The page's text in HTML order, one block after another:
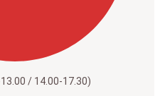
/ 14.00-17.30)